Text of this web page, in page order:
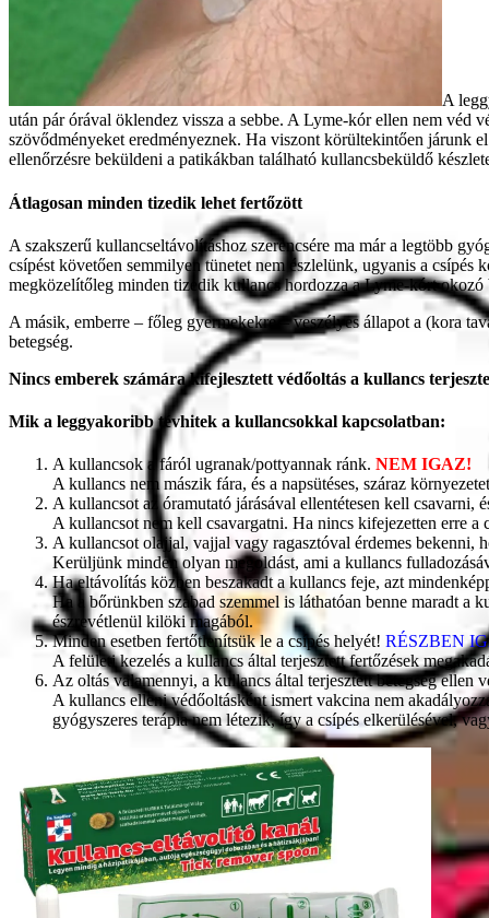
A
után pár órával öklendez vissza a sebbe. A Lyme-kór ellen nem véd
szövődményeket eredményeznek. Ha viszont körültekintően járunk
ellenőrzésre beküldeni a patikákban található kullancsbeküldő
Átlagosan minden tizedik lehet fertőzött
A szakszerű kullancseltávolításhoz szerencsére ma már a legtöbb
csípést követően semmilyen tünetet nem észlelünk, ugyanis a
megközelítőleg minden tizedik kullancs hordozza a Lyme-kórt
A másik, emberre – főleg gyermekekre – veszélyes állapot a (kora
betegség.
Nincs emberek számára kifejlesztett védőoltás a kullancs
Mik a leggyakoribb tévhitek a kullancsokkal kapcsolatban:
A kullancsok a fáról ugranak/pottyannak ránk. NEM IGAZ!
A kullancs nem mászik fára, és a napsütéses, száraz
A kullancsot az óramutató járásával ellentétesen kell
A kullancsot nem kell csavargatni. Ha nincs kifejezetten erre
A kullancsot olajjal, vajjal vagy ragasztóval érdemes
Kerüljünk minden olyan megoldást, ami a kullancs
Ha eltávolítás közben beszakadt a kullancs feje, azt
Ha a bőrünkben szabad szemmel is láthatóan benne maradt
észrevétlenül kilöki magából.
Minden esetben fertőtlenítsük le a csípés helyét! RÉSZBEN
A felületi kezelés a kullancs által terjesztett fertőzések
Az oltás valamennyi, a kullancs által terjesztett betegség ellen
A kullancs elleni védőoltásként ismert vakcina nem
gyógyszeres terápia nem létezik, így a csípés elkerülésével,